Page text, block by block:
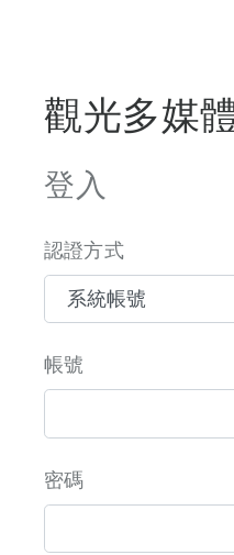
觀光多媒
登入
認證方式
帳號
密碼